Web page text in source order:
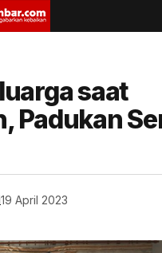
saat
Padukan
19 April 2023